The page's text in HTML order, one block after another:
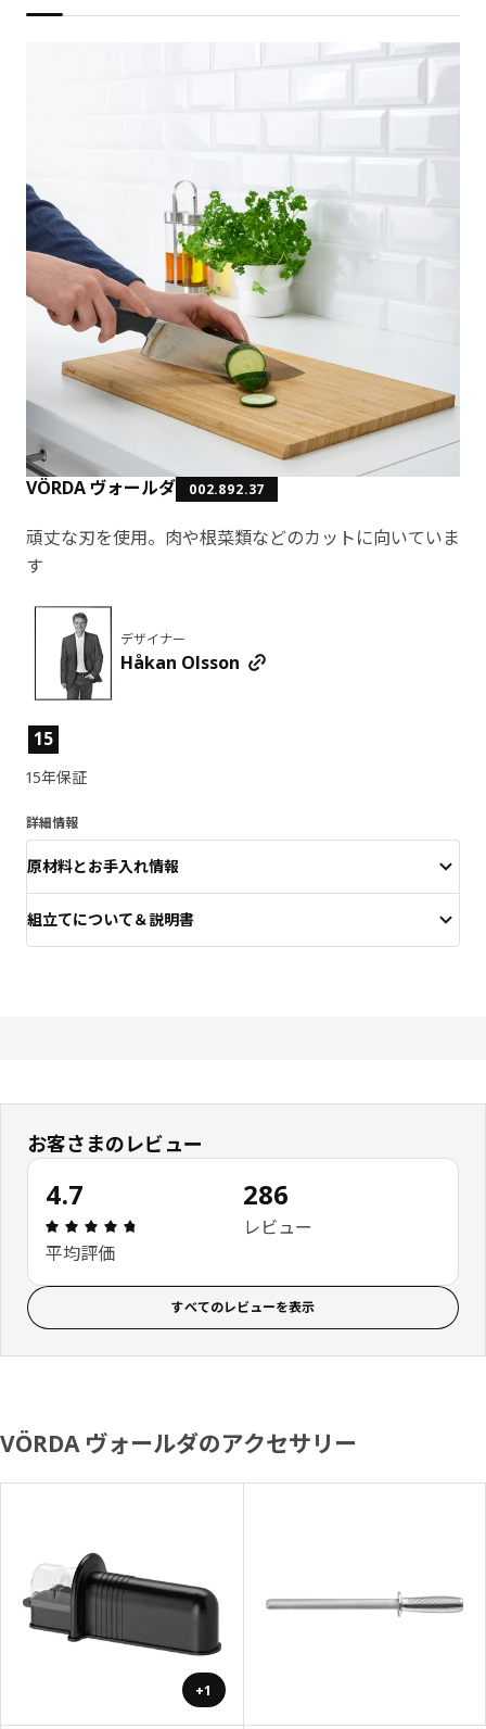
VÖRDA ヴォールダ 002.892.37
頑丈な刃を使用。肉や根菜類などのカットに向いていま
す
デザイナー
Håkan Olsson
製品の特徴
15
15年保証
詳細情報
原材料とお手入れ情報
組立てについて＆説明書
お客さまのレビュー
4.7
レビュー: 4.7 5 星の数 総レビュー: 286
平均評価
286
レビュー
すべてのレビューを表示
VÖRDA ヴォールダのアクセサリー
+1